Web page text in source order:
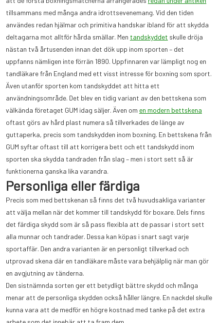
tillsammans med många andra idrottsevenemang. Vid den tiden
användes redan hjälmar och primitiva handskar ibland för att skydda
deltagarna mot alltför hårda smällar. Men tandskyddet skulle dröja
nästan två årtusenden innan det dök upp inom sporten – det
uppfanns nämligen inte förrän 1890. Uppfinnaren var lämpligt nog en
tandläkare från England med ett visst intresse för boxning som sport.
Även utanför sporten kom tandskyddet att hitta ett
användningsområde. Det blev en tidig variant av den bettskena som
välkända företaget GUM idag säljer. Även om en modern bettskena
oftast görs av hård plast numera så tillverkades de länge av
guttaperka, precis som tandskydden inom boxning. En bettskena från
GUM syftar oftast till att korrigera bett och ett tandskydd inom
sporten ska skydda tandraden från slag – men i stort sett så är
funktionerna ganska lika varandra.
Personliga eller färdiga
Precis som med bettskenan så finns det två huvudsakliga varianter
att välja mellan när det kommer till tandskydd för boxare. Dels finns
det färdiga skydd som är så pass flexibla att de passar i stort sett
alla munnar och tandrader. Dessa kan köpas i snart sagt varje
sportaffär. Den andra varianten är en personligt tillverkad och
utprovad skena där en tandläkare måste vara behjälplig när man gör
en avgjutning av tänderna.
Den sistnämnda sorten ger ett betydligt bättre skydd och många
menar att de personliga skydden också håller längre. En nackdel skulle
kunna vara att de medför en högre kostnad med tanke på det extra